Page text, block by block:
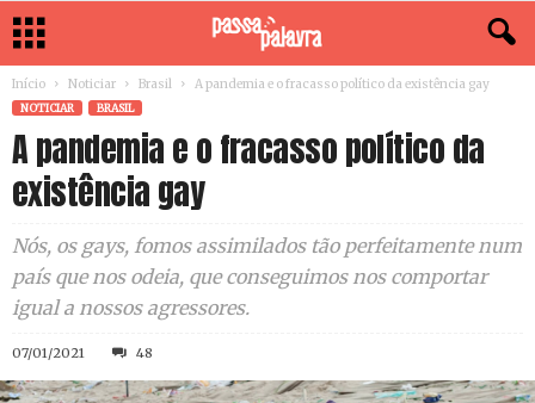
Início Noticiar Brasil A pandemia e o fracasso político da existência gay
NOTICIAR BRASIL
A pandemia e o fracasso político da
existência gay
Nós, os gays, fomos assimilados tão perfeitamente num
país que nos odeia, que conseguimos nos comportar
igual a nossos agressores.
07/01/2021 48